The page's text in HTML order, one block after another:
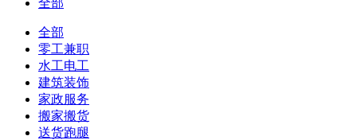
全部
全部
零工兼职
水工电工
建筑装饰
家政服务
搬家搬货
送货跑腿